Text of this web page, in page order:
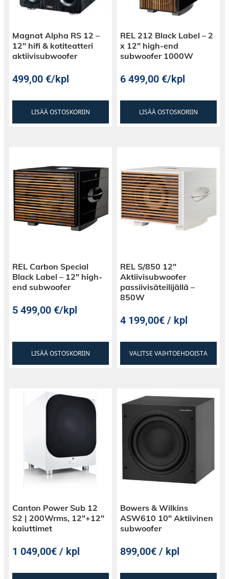
Magnat Alpha RS 12 –
12″ hifi & kotiteatteri
aktiivisubwoofer
499,00€/kpl
LISÄÄ OSTOSKORIIN
REL 212 Black Label – 2
x 12″ high-end
subwoofer 1000W
6 499,00€/kpl
LISÄÄ OSTOSKORIIN
REL Carbon Special
Black Label – 12″ high-
end subwoofer
5 499,00€/kpl
LISÄÄ OSTOSKORIIN
REL S/850 12″
Aktiivisubwoofer
passiivisäteilijällä –
850W
4 199,00€ / kpl
VALITSE VAIHTOEHDOISTA
Canton Power Sub 12
S2 | 200Wrms, 12″+12″
kaiuttimet
1 049,00€ / kpl
Bowers & Wilkins
ASW610 10″ Aktiivinen
subwoofer
899,00€ / kpl